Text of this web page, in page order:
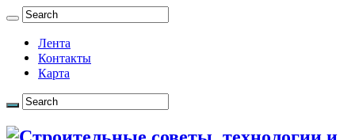
Лента
Контакты
Карта